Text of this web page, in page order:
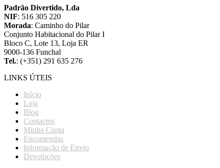
Padrão Divertido, Lda
NIF: 516 305 220
Morada: Caminho do Pilar
Conjunto Habitacional do Pilar I
Bloco C, Lote 13, Loja ER
9000-136 Funchal
Tel.: (+351) 291 635 276
LINKS ÚTEIS
Início
Loja
Blog
Contactos
Minha Conta
Encomendas
Informação de Envio
Devoluções